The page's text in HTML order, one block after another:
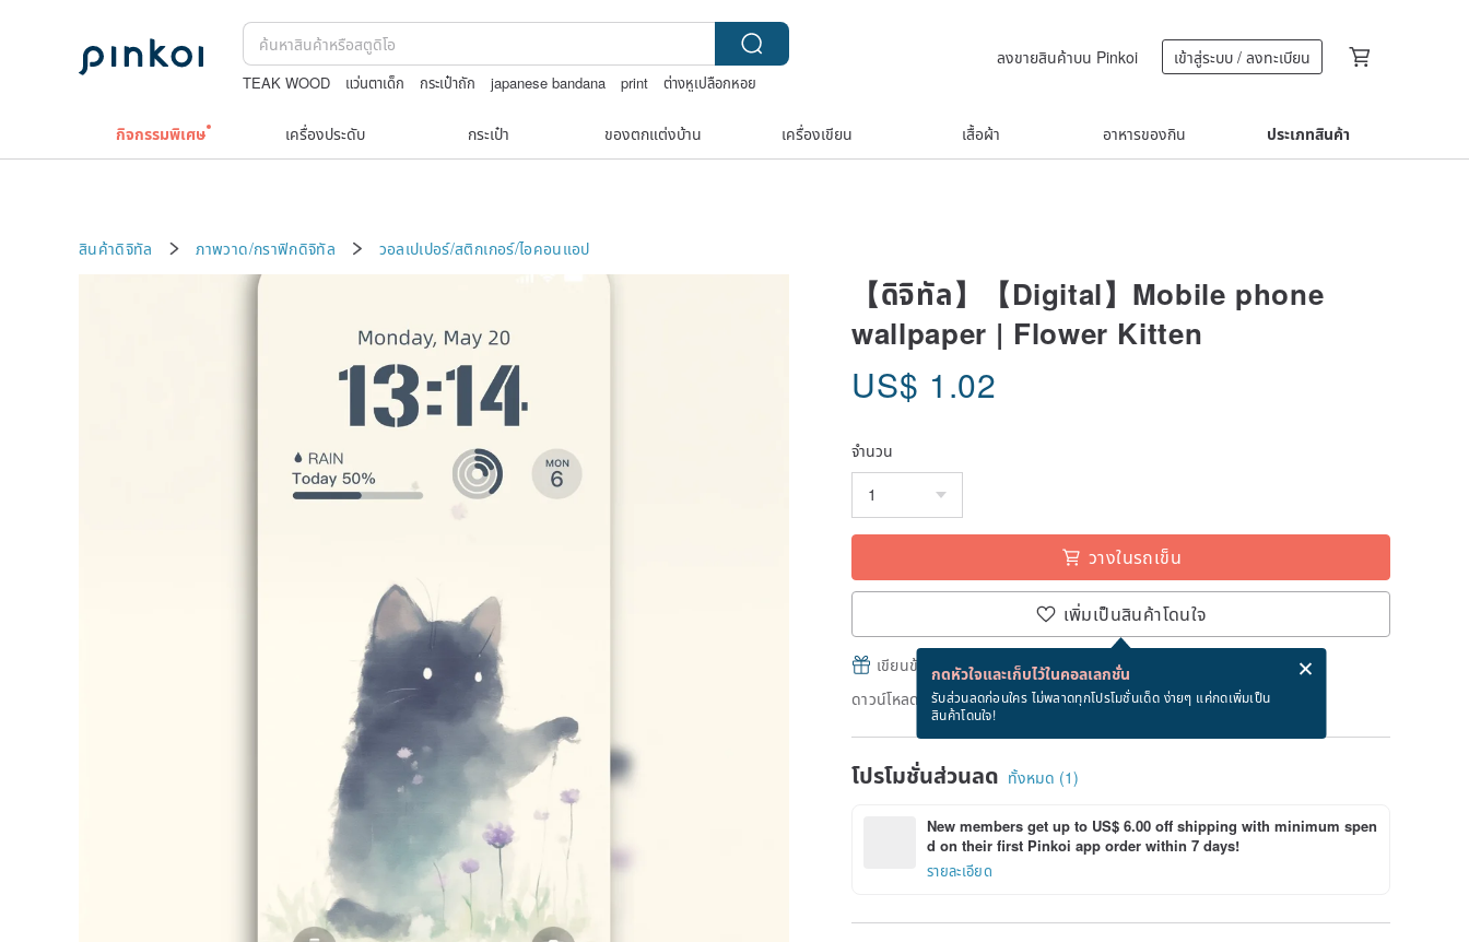
TEAK WOOD แว่นตาเด็ก กระเป๋าถัก japanese bandana print
ต่างหูเปลือกหอย
ลงขายสินค้าบน Pinkoi เข้าสู่ระบบ / ลงทะเบียน
กิจกรรมพิเศษ เครื่องประดับ กระเป๋า ของตกแต่งบ้าน เครื่องเขียน เสื้อผ้า อาหารของกิน ประเภทสินค้า
สินค้าดิจิทัล ภาพวาด/กราฟิกดิจิทัล วอลเปเปอร์/สติกเกอร์/ไอคอนแอป
【ดิจิทัล】【Digital】Mobile phone
wallpaper | Flower Kitten
US$ 1.02
จำนวน
วางในรถเข็น
เพิ่มเป็นสินค้าโดนใจ
กดหัวใจและเก็บไว้ในคอลเลกชั่น
รับส่วนลดก่อนใคร ไม่พลาดทุกโปรโมชั่นเด็ด ง่ายๆ แค่กดเพิ่มเป็น
สินค้าโดนใจ!
เขียนข้อความและส่ง eCard ฟรีเมื่อซื้อสินค้า!
ดาวน์โหลดได้ทันทีหลังจากชำระเงิน
โปรโมชั่นส่วนลด ทั้งหมด (1)
New members get up to US$ 6.00 off shipping with minimum spen
d on their first Pinkoi app order within 7 days!
รายละเอียด